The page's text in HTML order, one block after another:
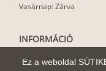
Ez a weboldal
Vasárnap: Zárva
INFORMÁCIÓ
Felhasználási javaslat